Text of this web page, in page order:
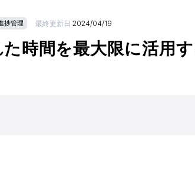
捗管理 最終更新日 2024/04/19
時間を最大限に活用